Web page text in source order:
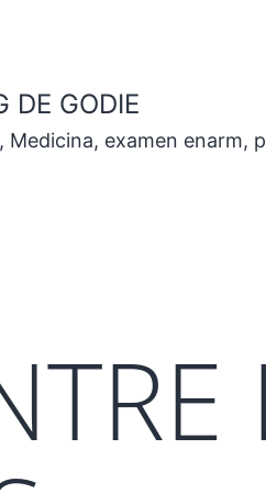
DE GODIE
examen enarm,